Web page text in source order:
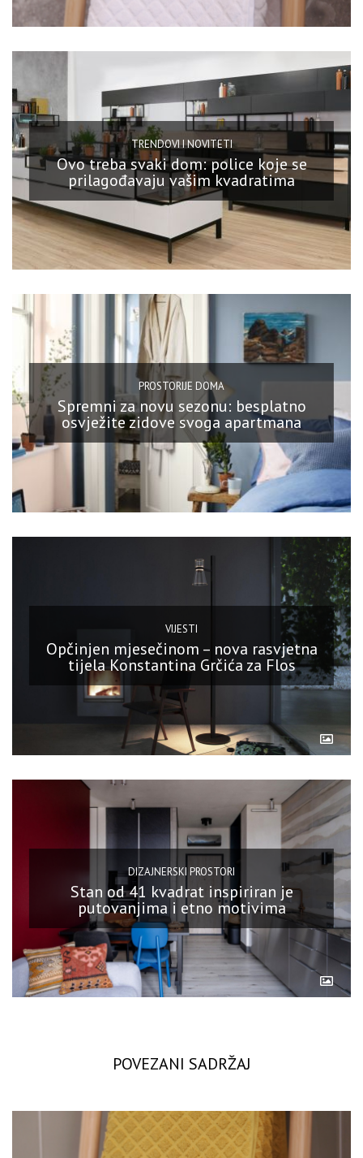
TRENDOVI I NOVITETI
Ovo treba svaki dom: police koje se
prilagođavaju vašim kvadratima
PROSTORIJE DOMA
Spremni za novu sezonu: besplatno
osvježite zidove svoga apartmana
VIJESTI
Opčinjen mjesečinom – nova rasvjetna
tijela Konstantina Grčića za Flos
DIZAJNERSKI PROSTORI
Stan od 41 kvadrat inspiriran je
putovanjima i etno motivima
POVEZANI SADRŽAJ